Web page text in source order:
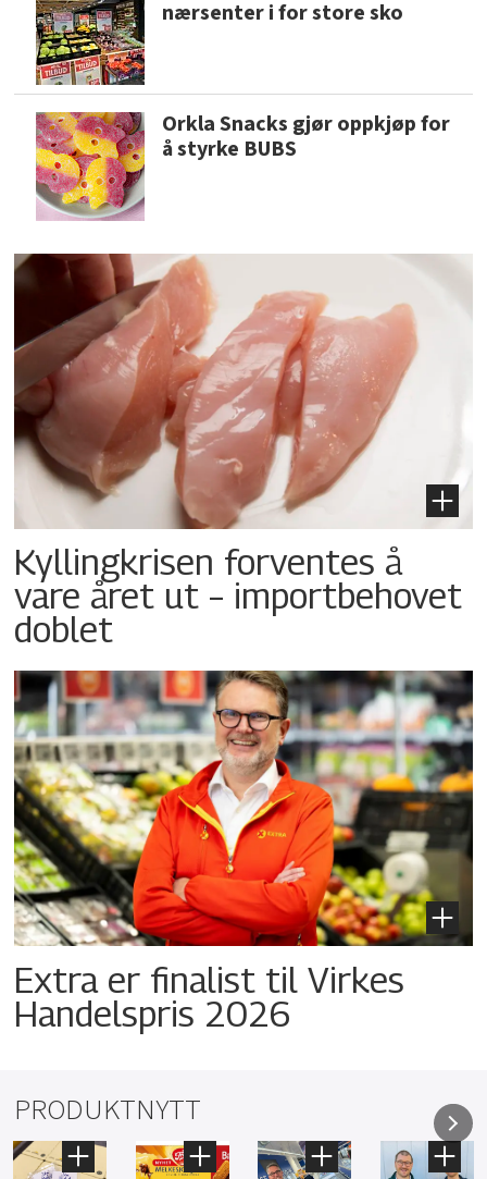
nærsenter i for store sko
Orkla Snacks gjør oppkjøp for
å styrke BUBS
Kyllingkrisen forventes å
vare året ut – importbehovet
doblet
Extra er finalist til Virkes
Handelspris 2026
PRODUKTNYTT